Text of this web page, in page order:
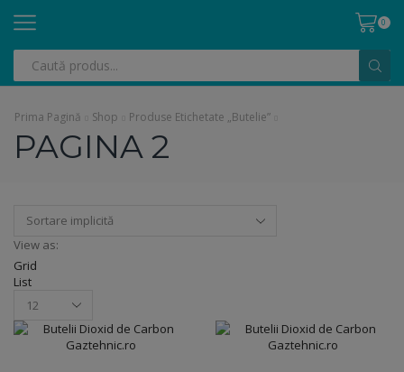
0
input
Prima Pagină Shop Produse Etichetate „butelie”
PAGINA 2
View as:
Grid
List
per
page